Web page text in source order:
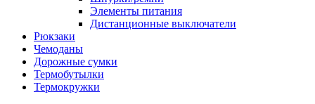
Элементы питания
Дистанционные выключатели
Рюкзаки
Чемоданы
Дорожные сумки
Термобутылки
Термокружки